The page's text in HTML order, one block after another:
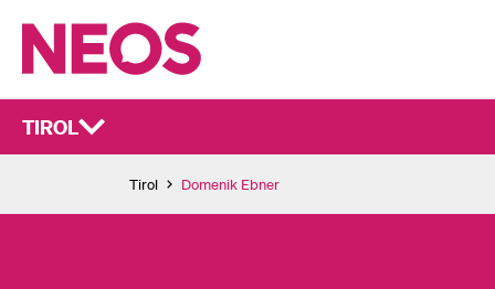
TIROL
Tirol Domenik Ebner